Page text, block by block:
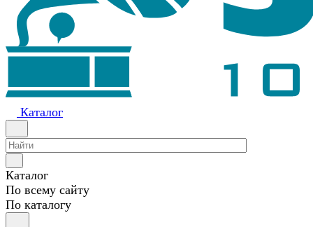
Каталог
Каталог
По всему сайту
По каталогу